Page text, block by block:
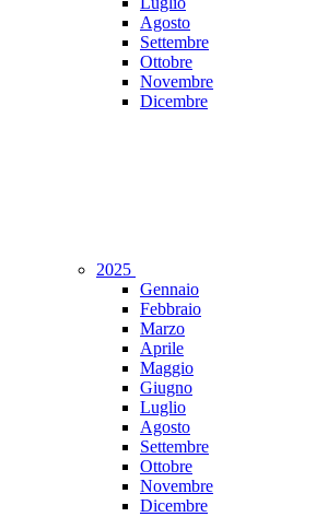
Agosto
Settembre
Ottobre
Novembre
Dicembre
2025
Gennaio
Febbraio
Marzo
Aprile
Maggio
Giugno
Luglio
Agosto
Settembre
Ottobre
Novembre
Dicembre